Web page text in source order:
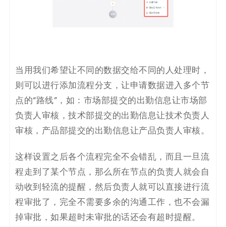
当用我们希望让不同的数据交给不同的人处理时，
则可以进行添加流程分支，让申请数据进入多个节
点的“路线”，如：市场部提交的出勤信息让市场部
负责人审核，技术部提交的出勤信息让技术负责人
审核，产品部提交的出勤信息让产品负责人审核。
这样设置之后各个流程完全不会错乱，而且一旦流
程走到了某个节点，那么所在节点的负责人就会自
动收到轻流的提醒，然后负责人就可以直接进行流
程审批了，完全不需要多余的沟通工作，也不会漏
掉审批，如果超时未审批的话还会有超时提醒。